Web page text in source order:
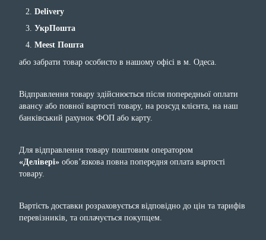
Delivery
УкрПошта
Meest Пошта
або забрати товар особисто в нашому офісі в м. Одеса.
Відправлення товару здійснюється після попередньої оплати
авансу або повної вартості товару, на розсуд клієнта, на наш
банківський рахунок ФОП або карту.
Для відправлення товару поштовим оператором
«Делівері» обов’язкова повна попередня оплата вартості
товару.
Вартість доставки розраховується відповідно до цін та тарифів
перевізників, та оплачується покупцем.